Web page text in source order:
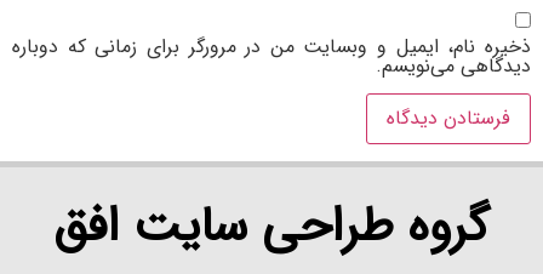
ذخیره نام، ایمیل و وبسایت من در مرورگر برای زمانی که دوباره
دیدگاهی می‌نویسم.
گروه طراحی سایت افق